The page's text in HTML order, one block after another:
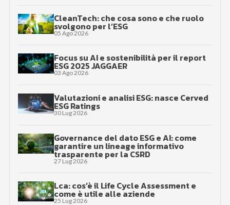
CleanTech: che cosa sono e che ruolo
svolgono per l’ESG
05 Ago 2026
Focus su AI e sostenibilità per il report
ESG 2025 JAGGAER
03 Ago 2026
Valutazioni e analisi ESG: nasce Cerved
ESG Ratings
30 Lug 2026
Governance del dato ESG e AI: come
garantire un lineage informativo
trasparente per la CSRD
27 Lug 2026
Lca: cos’è il Life Cycle Assessment e
come è utile alle aziende
25 Lug 2026